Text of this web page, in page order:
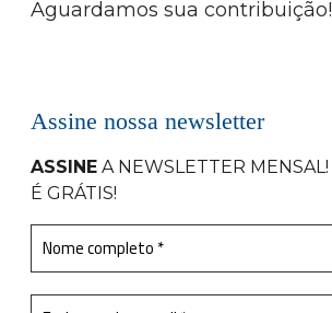
Aguardamos sua contribuição!
Assine nossa newsletter
ASSINE A NEWSLETTER MENSAL!
É GRÁTIS!